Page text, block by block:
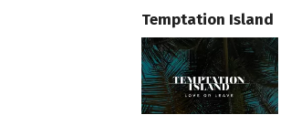
Temptation Island